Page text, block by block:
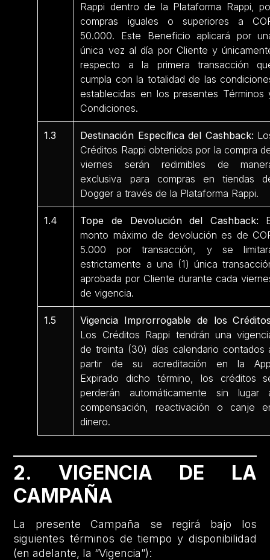
Rappi dentro de la Plataforma Rappi,
compras iguales o superiores a
50.000. Este Beneficio aplicará por
única vez al día por Cliente y
respecto a la primera transacción
cumpla con la totalidad de las
establecidas en los presentes Términos
Condiciones.
1.3 Destinación Específica del Cashback:
Créditos Rappi obtenidos por la compra
viernes serán redimibles de
exclusiva para compras en tiendas
Dogger a través de la Plataforma Rappi.
1.4 Tope de Devolución del Cashback:
monto máximo de devolución es de
5.000 por transacción, y se
estrictamente a una (1) única
aprobada por Cliente durante cada
de vigencia.
1.5
Vigencia Improrrogable de los
Los Créditos Rappi tendrán una
de treinta (30) días calendario contados
partir de su acreditación en la
Expirado dicho término, los créditos
perderán automáticamente sin lugar
compensación, reactivación o canje
dinero.
2. VIGENCIA DE LA
CAMPAÑA
La presente Campaña se regirá bajo los
siguientes términos de tiempo y disponibilidad
(en adelante, la “Vigencia”):